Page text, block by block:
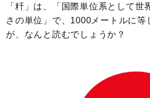
「粁」は、「国際単位系として
さの単位」で、1000メートルに
が、なんと読むでしょうか？